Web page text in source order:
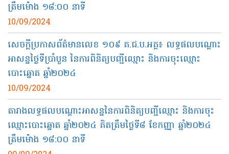
ត្រឹមម៉ោង ១៨:០០ នាទី
10/09/2024
សេចក្តីប្រកាសព័ត៌មានលេខ ១០៩ គ.ជ.ប.អគ្គ៖ លទ្ធផលបណ្តោះ
អាសន្នថ្ងៃទីប្រាំបួន នៃការពិនិត្យបញ្ជីឈ្មោះ និងការចុះឈ្មោះ
បោះឆ្នោត ឆ្នាំ២០២៤
10/09/2024
តារាងលទ្ធផលបណ្តោះអាសន្ននៃការពិនិត្យបញ្ជីឈ្មោះ និងការចុះ
ឈ្មោះបោះឆ្នោត ឆ្នាំ២០២៤ គិតត្រឹមថ្ងៃទី៨ ខែកញ្ញា ឆ្នាំ២០២៤
ត្រឹមម៉ោង ១៨:០០ នាទី